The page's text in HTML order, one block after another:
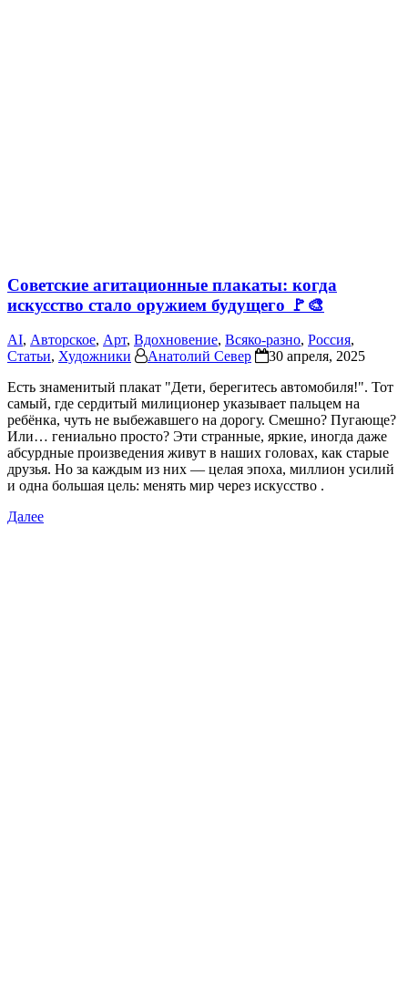
Советские агитационные плакаты: когда
искусство стало оружием будущего 🚩🎨
AI, Авторское, Арт, Вдохновение, Всяко-разно, Россия,
Статьи, Художники Анатолий Север
30 апреля, 2025
Есть знаменитый плакат "Дети, берегитесь автомобиля!". Тот
самый, где сердитый милиционер указывает пальцем на
ребёнка, чуть не выбежавшего на дорогу. Смешно? Пугающе?
Или… гениально просто? Эти странные, яркие, иногда даже
абсурдные произведения живут в наших головах, как старые
друзья. Но за каждым из них — целая эпоха, миллион усилий
и одна большая цель: менять мир через искусство .
Далее